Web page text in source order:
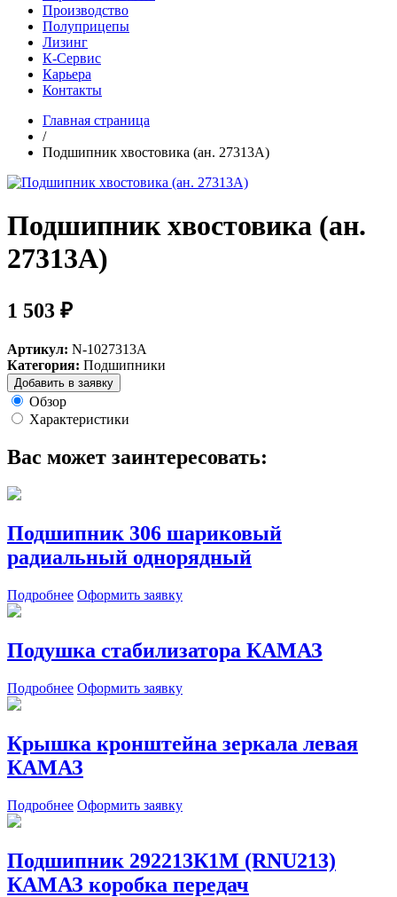
Производство
Полуприцепы
Лизинг
К-Сервис
Карьера
Контакты
Главная страница
/
Подшипник хвостовика (ан. 27313А)
Подшипник хвостовика (ан.
27313А)
1 503 ₽
Артикул: N-1027313A
Категория: Подшипники
Добавить в заявку
Обзор
Характеристики
Вас может заинтересовать:
Подшипник 306 шариковый
радиальный однорядный
Подробнее Оформить заявку
Подушка стабилизатора КАМАЗ
Подробнее Оформить заявку
Крышка кронштейна зеркала левая
КАМАЗ
Подробнее Оформить заявку
Подшипник 292213К1М (RNU213)
КАМАЗ коробка передач